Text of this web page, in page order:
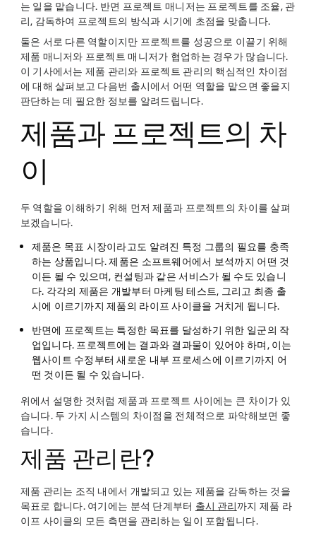
는 일을 맡습니다. 반면 프로젝트 매니저는 프로젝트를 조율, 관
리, 감독하여 프로젝트의 방식과 시기에 초점을 맞춥니다.
둘은 서로 다른 역할이지만 프로젝트를 성공으로 이끌기 위해
제품 매니저와 프로젝트 매니저가 협업하는 경우가 많습니다.
이 기사에서는 제품 관리와 프로젝트 관리의 핵심적인 차이점
에 대해 살펴보고 다음번 출시에서 어떤 역할을 맡으면 좋을지
판단하는 데 필요한 정보를 알려드립니다.
제품과 프로젝트의 차
이
두 역할을 이해하기 위해 먼저 제품과 프로젝트의 차이를 살펴
보겠습니다.
제품은 목표 시장이라고도 알려진 특정 그룹의 필요를 충족
하는 상품입니다. 제품은 소프트웨어에서 보석까지 어떤 것
이든 될 수 있으며, 컨설팅과 같은 서비스가 될 수도 있습니
다. 각각의 제품은 개발부터 마케팅 테스트, 그리고 최종 출
시에 이르기까지 제품의 라이프 사이클을 거치게 됩니다.
반면에 프로젝트는 특정한 목표를 달성하기 위한 일군의 작
업입니다. 프로젝트에는 결과와 결과물이 있어야 하며, 이는
웹사이트 수정부터 새로운 내부 프로세스에 이르기까지 어
떤 것이든 될 수 있습니다.
위에서 설명한 것처럼 제품과 프로젝트 사이에는 큰 차이가 있
습니다. 두 가지 시스템의 차이점을 전체적으로 파악해보면 좋
습니다.
제품 관리란?
제품 관리는 조직 내에서 개발되고 있는 제품을 감독하는 것을
목표로 합니다. 여기에는 분석 단계부터 출시 관리까지 제품 라
이프 사이클의 모든 측면을 관리하는 일이 포함됩니다.